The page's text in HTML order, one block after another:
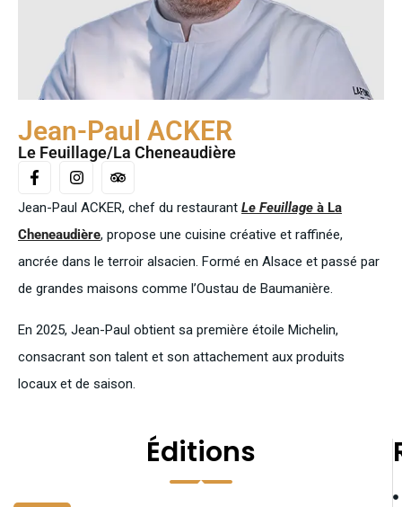
Jean-Paul ACKER
Le Feuillage/La Cheneaudière
Jean-Paul ACKER, chef du restaurant Le Feuillage à La
Cheneaudière, propose une cuisine créative et raffinée,
ancrée dans le terroir alsacien. Formé en Alsace et passé par
de grandes maisons comme l’Oustau de Baumanière.
En 2025, Jean-Paul obtient sa première étoile Michelin,
consacrant son talent et son attachement aux produits
locaux et de saison.
Éditions